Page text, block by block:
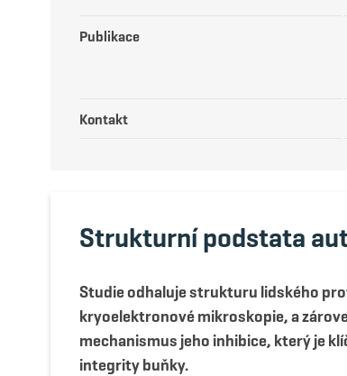
Publikace
Kontakt
Strukturní podstata
Studie odhaluje strukturu lidského
kryoelektronové mikroskopie, a
mechanismus jeho inhibice, který je
integrity buňky.